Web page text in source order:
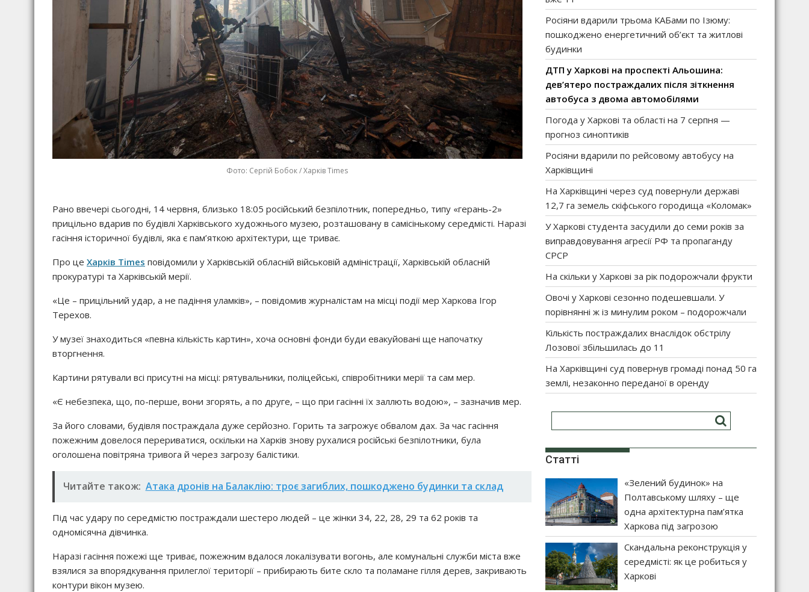
Фото: Сергій Бобок / Харків Times
Рано ввечері сьогодні, 14 червня, близько 18:05 російський безпілотник, попередньо, типу «герань-2»
прицільно вдарив по будівлі Харківського художнього музею, розташовану в самісінькому середмісті. Наразі
гасіння історичної будівлі, яка є пам’яткою архітектури, ще триває.
Про це Харків Times повідомили у Харківській обласній військовій адміністрації, Харківській обласній
прокуратурі та Харківській мерії.
«Це – прицільний удар, а не падіння уламків», – повідомив журналістам на місці події мер Харкова Ігор
Терехов.
У музеї знаходиться «певна кількість картин», хоча основні фонди буди евакуйовані ще напочатку
вторгнення.
Картини рятували всі присутні на місці: рятувальники, поліцейські, співробітники мерії та сам мер.
«Є небезпека, що, по-перше, вони згорять, а по друге, – що при гасінні їх заллють водою», – зазначив мер.
За його словами, будівля постраждала дуже серйозно. Горить та загрожує обвалом дах. За час гасіння
пожежним довелося перериватися, оскільки на Харків знову рухалися російські безпілотники, була
оголошена повітряна тривога й через загрозу балістики.
Читайте також: Атака дронів на Балаклію: троє загиблих, пошкоджено будинки та склад
Під час удару по середмістю постраждали шестеро людей – це жінки 34, 22, 28, 29 та 62 років та
одномісячна дівчинка.
Наразі гасіння пожежі ще триває, пожежним вдалося локалізувати вогонь, але комунальні служби міста вже
взялися за впорядкування прилеглої території – прибирають бите скло та поламане гілля дерев, закривають
контури вікон музею.
Росіяни вдарили трьома КАБами по Ізюму:
пошкоджено енергетичний об’єкт та житлові
будинки
ДТП у Харкові на проспекті Альошина:
дев’ятеро постраждалих після зіткнення
автобуса з двома автомобілями
Погода у Харкові та області на 7 серпня —
прогноз синоптиків
Росіяни вдарили по рейсовому автобусу на
Харківщині
На Харківщині через суд повернули державі
12,7 га земель скіфського городища «Коломак»
У Харкові студента засудили до семи років за
виправдовування агресії РФ та пропаганду
СРСР
На скільки у Харкові за рік подорожчали фрукти
Овочі у Харкові сезонно подешевшали. У
порівнянні ж із минулим роком – подорожчали
Кількість постраждалих внаслідок обстрілу
Лозової збільшилась до 11
На Харківщині суд повернув громаді понад 50 га
землі, незаконно переданої в оренду
Статті
«Зелений будинок» на
Полтавському шляху – ще
одна архітектурна пам’ятка
Харкова під загрозою
Скандальна реконструкція у
середмісті: як це робиться у
Харкові